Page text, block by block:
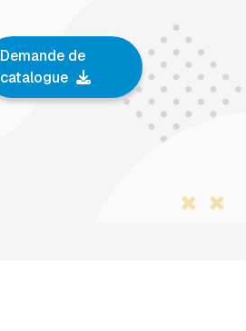
Demande de
catalogue